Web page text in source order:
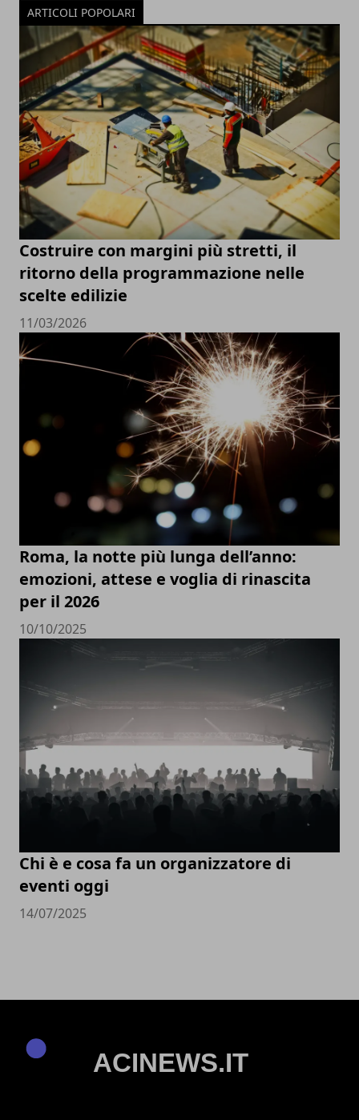
ARTICOLI POPOLARI
Costruire con margini più stretti, il
ritorno della programmazione nelle
scelte edilizie
11/03/2026
Roma, la notte più lunga dell’anno:
emozioni, attese e voglia di rinascita
per il 2026
10/10/2025
Chi è e cosa fa un organizzatore di
eventi oggi
14/07/2025